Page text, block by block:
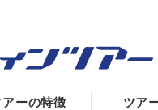
ーの特徴 ツア